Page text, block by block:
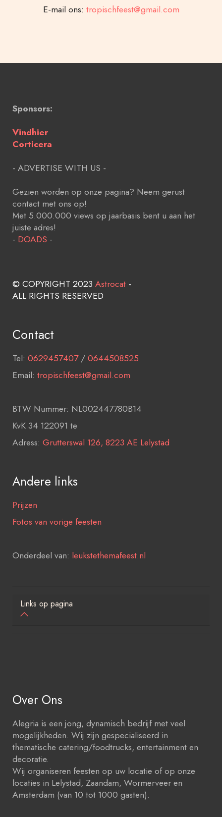
E-mail ons: tropischfeest@gmail.com
Sponsors:
Vindhier
Corticera
- ADVERTISE WITH US -
Gezien worden op onze pagina? Neem gerust
contact met ons op!
Met 5.000.000 views op jaarbasis bent u aan het
juiste adres!
- DOADS -
© COPYRIGHT 2023 Astrocat -
ALL RIGHTS RESERVED
Contact
Tel: 0629457407/0644508525
Email: tropischfeest@gmail.com
BTW Nummer: NL002447780B14
KvK 34 122091 te
Adress: Grutterswal 126, 8223 AE Lelystad
Andere links
Prijzen
Fotos van vorige feesten
Onderdeel van: leukstethemafeest.nl
Links op pagina
Over Ons
Alegria is een jong, dynamisch bedrijf met veel
mogelijkheden. Wij zijn gespecialiseerd in
thematische catering/foodtrucks, entertainment en
decoratie.
Wij organiseren feesten op uw locatie of op onze
locaties in Lelystad, Zaandam, Wormerveer en
Amsterdam (van 10 tot 1000 gasten).